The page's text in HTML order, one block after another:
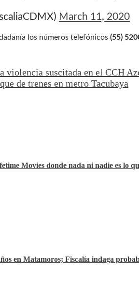
March 11, 2020
los números telefónicos (55)
violencia suscitada en el CCH
de trenes en metro Tacubaya
Movies donde nada ni nadie es lo
en Matamoros; Fiscalía indaga